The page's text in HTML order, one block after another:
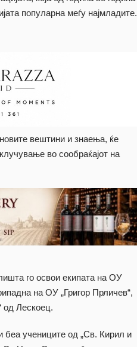
популарна меѓу најмладите.
вештини и знаења, ќе
во сообраќајот на
го освои екипата на ОУ
на ОУ „Григор Прличев“,
од Лескоец.
беа учениците од „Св. Кирил и